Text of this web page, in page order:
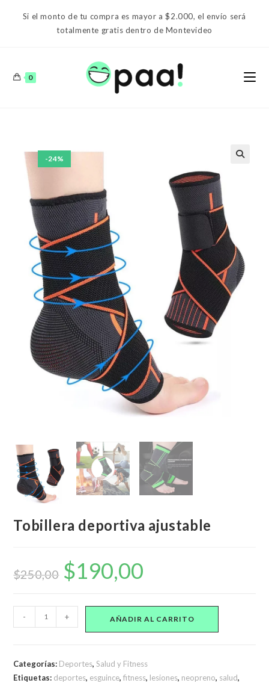
Si el monto de tu compra es mayor a $2.000, el envío será
totalmente gratis dentro de Montevideo
0
-24%
Tobillera deportiva ajustable
$250,00
El
precio
original
$190,00
Tobillera
deportiva
- + AÑADIR AL CARRITO
Categorías: Deportes,Salud y Fitness
Etiquetas: deportes, esguince,fitness, lesiones, neopreno, salud,